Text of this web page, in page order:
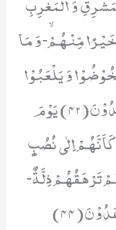
نُّبَدِّلَ خَیْرًا مِّنْهُمْۙ-وَ مَا
یَخُوْضُوْا وَ یَلْعَبُوْا
حَتّٰى یُلٰقُوْا یَوْمَهُمُ الَّذِیْ یُوْعَدُوْنَ(42) یَوْمَ
اِلٰى نُصُبٍ
تَرْهَقُهُمْ ذِلَّةٌؕ-